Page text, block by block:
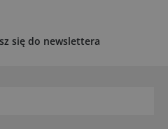
przy sprzedaży
się do newslettera